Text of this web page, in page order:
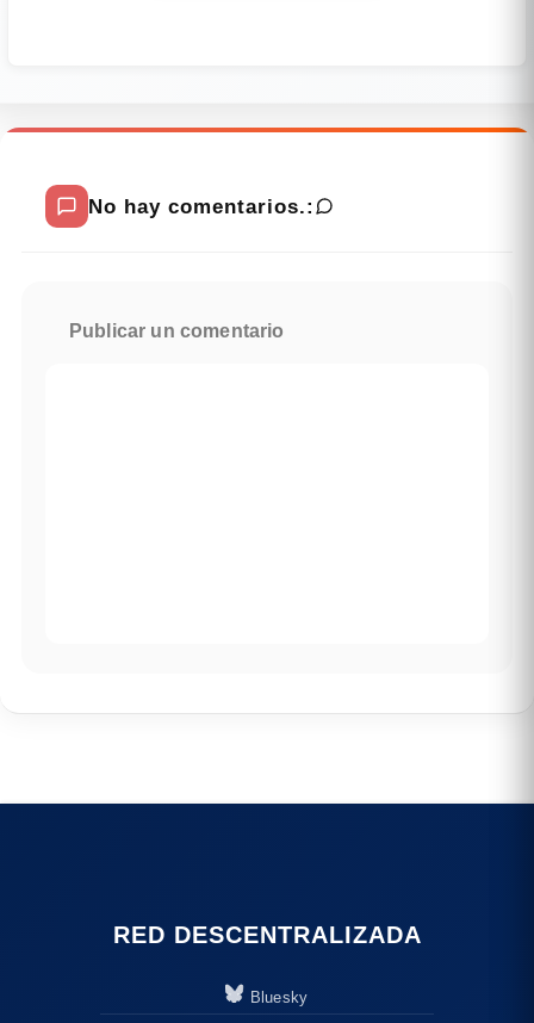
No hay comentarios.:
Publicar un comentario
RED DESCENTRALIZADA
Bluesky